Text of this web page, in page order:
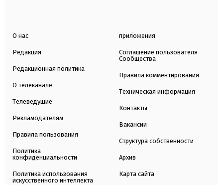
О нас
Редакция
Редакционная политика
О телеканале
Телеведущие
Рекламодателям
Правила пользования
Политика
конфиденциальности
Политика использования
искусственного интеллекта
приложения
Соглашение пользователя
Сообщества
Правила комментирования
Техническая информация
Контакты
Вакансии
Структура собственности
Архив
Карта сайта